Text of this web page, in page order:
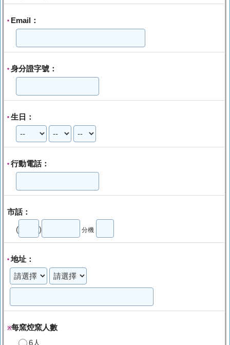
* Email：
* 身分證字號：
* 生日：
* 行動電話：
市話：
( ) 分機
*地址：
※每窯焢窯人數
6人